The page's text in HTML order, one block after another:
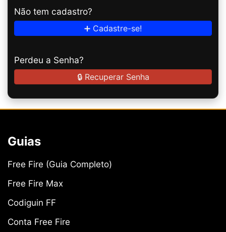
Não tem cadastro?
➕ Cadastre-se!
Perdeu a Senha?
🔒 Recuperar Senha
Guias
Free Fire (Guia Completo)
Free Fire Max
Codiguin FF
Conta Free Fire